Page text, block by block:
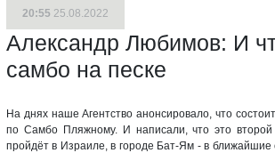
20:55 25.08.2022
Александр Любимов: И
самбо на песке
На днях наше Агентство анонсировало, что
по Самбо Пляжному. И написали, что это
пройдёт в Израиле, в городе Бат-Ям - в ближайшие